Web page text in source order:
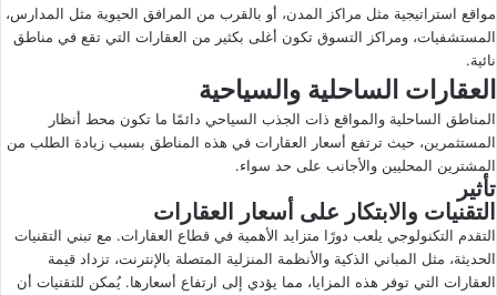
مواقع استراتيجية مثل مراكز المدن، أو بالقرب من المرافق الحيوية مثل المدارس،
المستشفيات، ومراكز التسوق تكون أغلى بكثير من العقارات التي تقع في مناطق
نائية.
العقارات الساحلية والسياحية
المناطق الساحلية والمواقع ذات الجذب السياحي دائمًا ما تكون محط أنظار
المستثمرين، حيث ترتفع أسعار العقارات في هذه المناطق بسبب زيادة الطلب من
المشترين المحليين والأجانب على حد سواء.
تأثير
التقنيات والابتكار على أسعار العقارات
التقدم التكنولوجي يلعب دورًا متزايد الأهمية في قطاع العقارات. مع تبني التقنيات
الحديثة، مثل المباني الذكية والأنظمة المنزلية المتصلة بالإنترنت، تزداد قيمة
العقارات التي توفر هذه المزايا، مما يؤدي إلى ارتفاع أسعارها. يُمكن للتقنيات أن